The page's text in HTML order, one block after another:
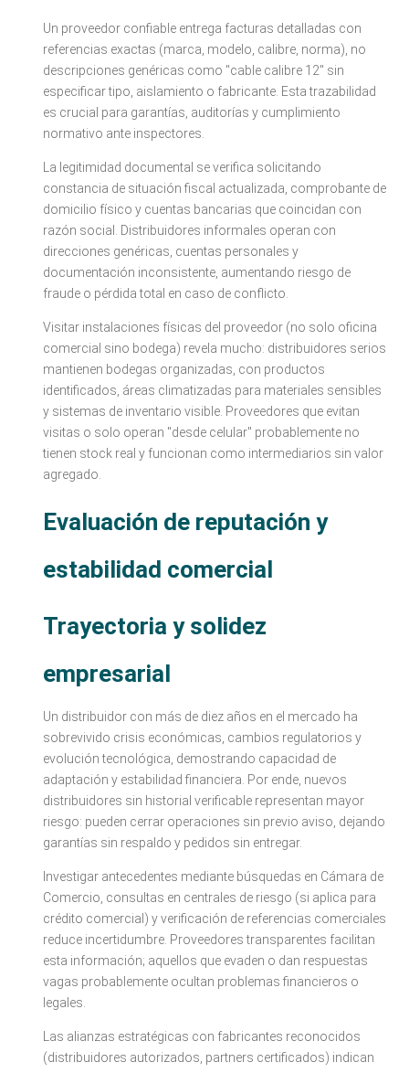
Un proveedor confiable entrega facturas detalladas con
referencias exactas (marca, modelo, calibre, norma), no
descripciones genéricas como "cable calibre 12" sin
especificar tipo, aislamiento o fabricante. Esta trazabilidad
es crucial para garantías, auditorías y cumplimiento
normativo ante inspectores.
La legitimidad documental se verifica solicitando
constancia de situación fiscal actualizada, comprobante de
domicilio físico y cuentas bancarias que coincidan con
razón social. Distribuidores informales operan con
direcciones genéricas, cuentas personales y
documentación inconsistente, aumentando riesgo de
fraude o pérdida total en caso de conflicto.
Visitar instalaciones físicas del proveedor (no solo oficina
comercial sino bodega) revela mucho: distribuidores serios
mantienen bodegas organizadas, con productos
identificados, áreas climatizadas para materiales sensibles
y sistemas de inventario visible. Proveedores que evitan
visitas o solo operan "desde celular" probablemente no
tienen stock real y funcionan como intermediarios sin valor
agregado.
Evaluación de reputación y
estabilidad comercial
Trayectoria y solidez
empresarial
Un distribuidor con más de diez años en el mercado ha
sobrevivido crisis económicas, cambios regulatorios y
evolución tecnológica, demostrando capacidad de
adaptación y estabilidad financiera. Por ende, nuevos
distribuidores sin historial verificable representan mayor
riesgo: pueden cerrar operaciones sin previo aviso, dejando
garantías sin respaldo y pedidos sin entregar.
Investigar antecedentes mediante búsquedas en Cámara de
Comercio, consultas en centrales de riesgo (si aplica para
crédito comercial) y verificación de referencias comerciales
reduce incertidumbre. Proveedores transparentes facilitan
esta información; aquellos que evaden o dan respuestas
vagas probablemente ocultan problemas financieros o
legales.
Las alianzas estratégicas con fabricantes reconocidos
(distribuidores autorizados, partners certificados) indican